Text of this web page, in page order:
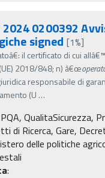
2024 0200392
signed [1%]
il certificato di cui
2018/848; n) â€œ
responsabile di
(U …
PQA, QualitaSicurezza,
di Ricerca, Gare,
delle politiche
: